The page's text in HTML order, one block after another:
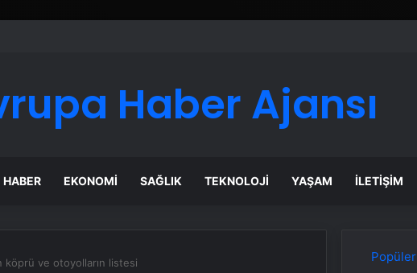
Taşımacılık Yazılımı
Haber Ajansı
HABER EKONOMI SAĞLIK TEKNOLOJI YAŞAM İLETIŞIM
köprü ve otoyolların listesi Popüler